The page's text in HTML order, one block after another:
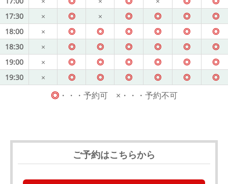
17:30
× ◎ × ◎ ◎ ◎
◎
18:00
× ◎ ◎ ◎ ◎ ◎
◎
18:30
× ◎ ◎ ◎ ◎ ◎
◎
19:00
× ◎ ◎ ◎ ◎ ◎
◎
19:30
× ◎ ◎ ◎ ◎ ◎ ◎
◎・・・予約可 ×・・・予約不可
ご予約はこちらから